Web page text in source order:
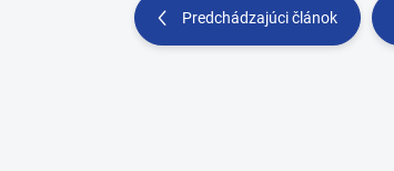
Predchádzajúci článok